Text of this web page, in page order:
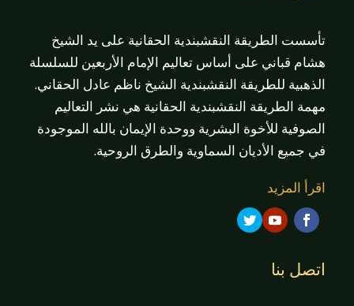
تأسست الطريقة النقشبندية الحقانية على يد الشيخ
هشام قباني على أساس تعاليم الإمام الأربعين للسلسلة
الذهبية للطريقة النقشبندية الشيخ ناظم عادل الحقاني.
مهمة الطريقة النقشبندية الحقانية هي نشر التعاليم
الصوفية للأخوة البشرية ووحدة الإيمان بالله الموجودة
في جميع الأديان السماوية والطرق الروحية.
اقرأ المزيد
اتصل بنا